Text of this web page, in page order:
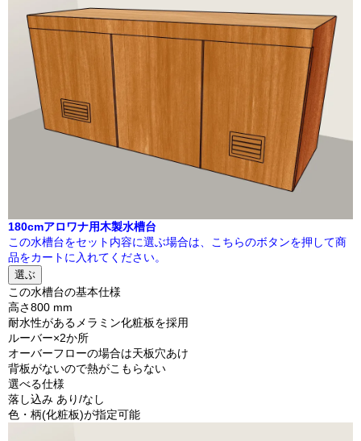
180cmアロワナ用木製水槽台
この水槽台をセット内容に選ぶ場合は、こちらのボタンを押して商
品をカートに入れてください。
選ぶ
この水槽台の基本仕様
高さ800 mm
耐水性があるメラミン化粧板を採用
ルーバー×2か所
オーバーフローの場合は天板穴あけ
背板がないので熱がこもらない
選べる仕様
落し込み あり/なし
色・柄(化粧板)が指定可能